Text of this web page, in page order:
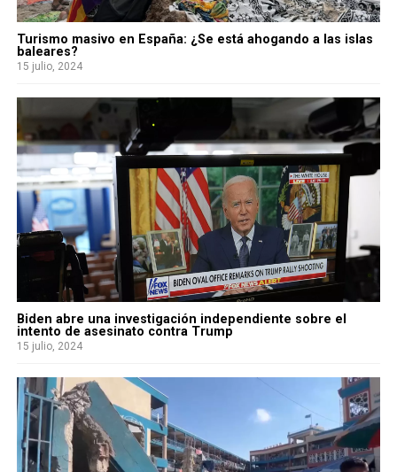
Turismo masivo en España: ¿Se está ahogando a las islas
baleares?
15 julio, 2024
Biden abre una investigación independiente sobre el
intento de asesinato contra Trump
15 julio, 2024